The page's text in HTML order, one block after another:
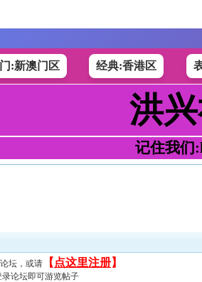
:新澳门区 经典:香港区
洪
记住我们
坛，或请 【 点这里注册】
论坛即可游览帖子